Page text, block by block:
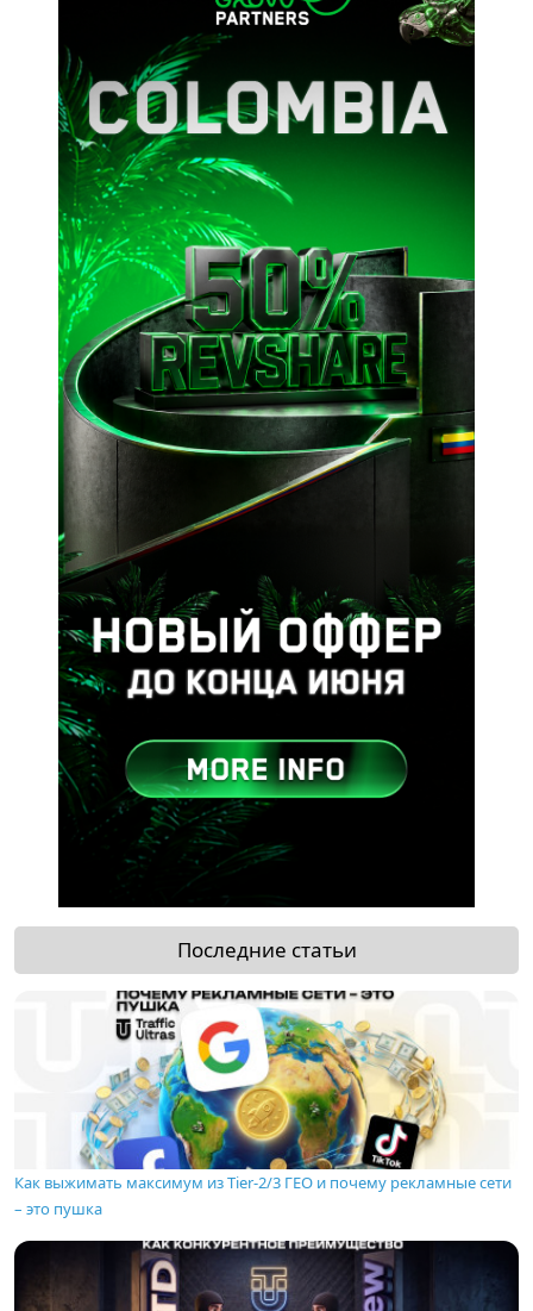
Последние статьи
Как выжимать максимум из Tier-2/3 ГЕО и почему рекламные сети
– это пушка